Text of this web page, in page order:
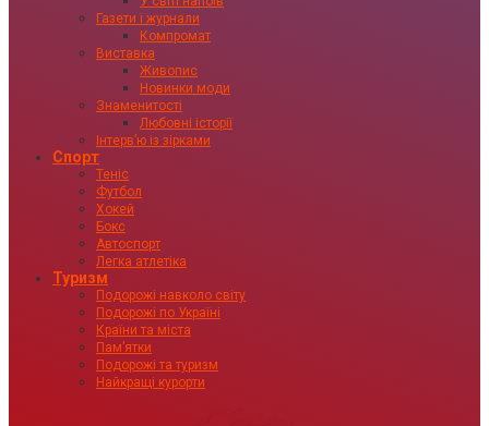
Газети і журнали
Компромат
Виставка
Живопис
Новинки моди
Знаменитості
Любовні історії
Інтервʼю із зірками
Спорт
Теніс
Футбол
Хокей
Бокс
Автоспорт
Легка атлетіка
Туризм
Подорожі навколо світу
Подорожі по Україні
Країни та міста
Пам’ятки
Подорожі та туризм
Найкращі курорти